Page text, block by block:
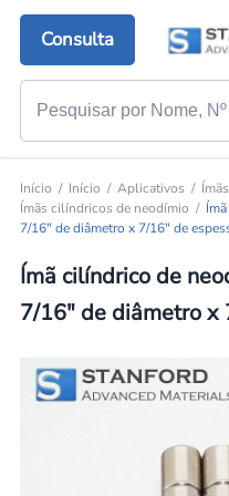
Consulta
Início Início Aplicativos
Ímãs cilíndricos de neodímio
7/16" de diâmetro x 7/16" de
Ímã cilíndrico de
7/16" de diâmetro x